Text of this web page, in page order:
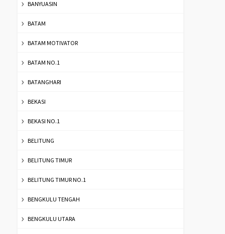
BANYUASIN
BATAM
BATAM MOTIVATOR
BATAM NO.1
BATANGHARI
BEKASI
BEKASI NO.1
BELITUNG
BELITUNG TIMUR
BELITUNG TIMUR NO.1
BENGKULU TENGAH
BENGKULU UTARA